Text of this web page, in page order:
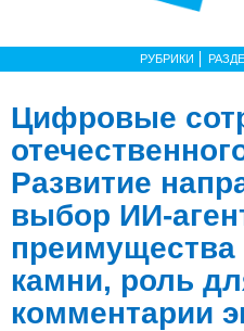
РУБРИКИ
Цифровые
Развитие
выбор ИИ-
камни, роль
комментарии